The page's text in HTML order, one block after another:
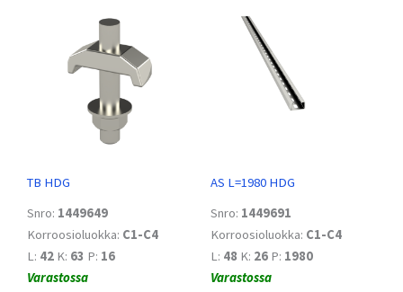
TB HDG
Snro: 1449649
Korroosioluokka: C1-C4
L: 42 K: 63 P: 16
Varastossa
AS L=1980 HDG
Snro: 1449691
Korroosioluokka: C1-C4
L: 48 K: 26 P: 1980
Varastossa